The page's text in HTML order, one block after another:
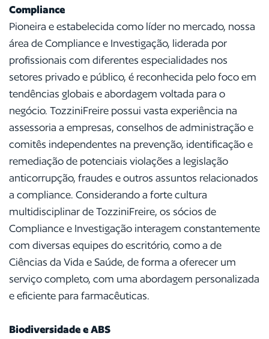
Compliance
Pioneira e estabelecida como líder no mercado, nossa
área de Compliance e Investigação, liderada por
profissionais com diferentes especialidades nos
setores privado e público, é reconhecida pelo foco em
tendências globais e abordagem voltada para o
negócio. TozziniFreire possui vasta experiência na
assessoria a empresas, conselhos de administração e
comitês independentes na prevenção, identificação e
remediação de potenciais violações a legislação
anticorrupção, fraudes e outros assuntos relacionados
a compliance. Considerando a forte cultura
multidisciplinar de TozziniFreire, os sócios de
Compliance e Investigação interagem constantemente
com diversas equipes do escritório, como a de
Ciências da Vida e Saúde, de forma a oferecer um
serviço completo, com uma abordagem personalizada
e eficiente para farmacêuticas.
Biodiversidade e ABS